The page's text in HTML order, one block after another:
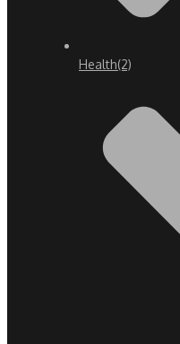
Health(2)